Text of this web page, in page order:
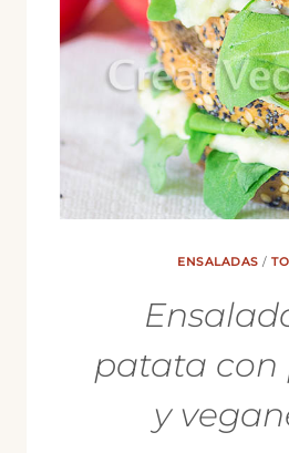
ENSALADAS /
patata con
y